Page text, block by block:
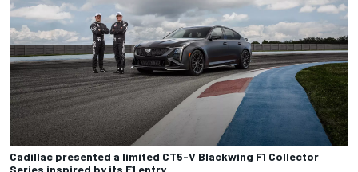
Cadillac presented a limited CT5-V Blackwing F1 Collector